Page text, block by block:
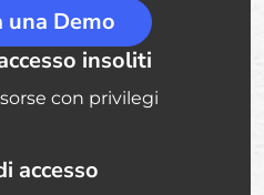
una Demo
insoliti
con privilegi
accesso